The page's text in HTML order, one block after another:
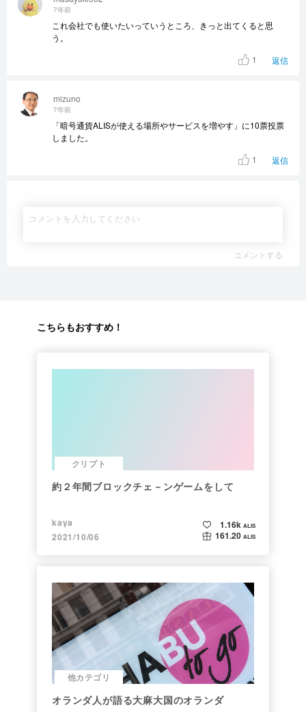
mizuno
7年前
「暗号通貨ALISが使える場所やサービスを増やす」に10票投票
しました。
1
返信
7年前
これ会社でも使いたいっていうところ、きっと出てくると思
う。
1
返信
コメントする
こちらもおすすめ！
クリプト
約２年間ブロックチェ－ンゲームをして
kaya
2021/10/06
1.16k ALIS
161.20 ALIS
他カテゴリ
オランダ人が語る大麻大国のオランダ